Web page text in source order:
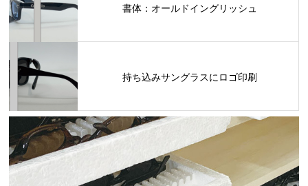
書体：オールドイングリッシュ
持ち込みサングラスにロゴ印刷